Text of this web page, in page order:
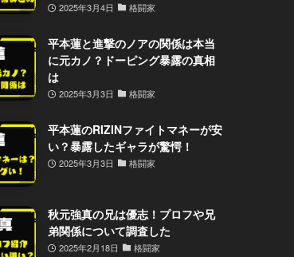
2025年3月4日 格闘家
平本蓮と進撃のノアの関係は本当
に元カノ？ドーピング暴露の真相
は
2025年3月3日 格闘家
平本蓮のRIZINファイトマネーが安
い？暴露したギャラが驚愕！
2025年3月3日 格闘家
秋元強真の兄は優志！プロフや兄
弟関係について調査した
2025年2月18日 格闘家